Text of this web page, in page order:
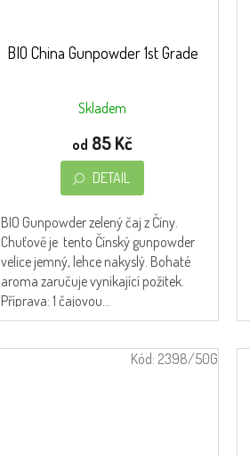
BIO China Gunpowder 1st Grade
Skladem
od 85 Kč
DETAIL
BIO Gunpowder zelený čaj z Číny.
Chuťově je tento Čínský gunpowder
velice jemný, lehce nakyslý. Bohaté
aroma zaručuje vynikající požitek.
Příprava: 1 čajovou...
Kód: 2398/50G